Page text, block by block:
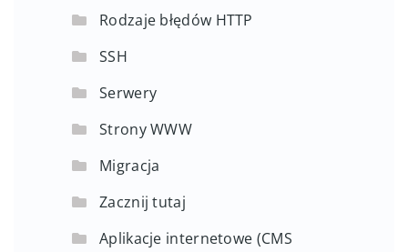
Rodzaje błędów HTTP
SSH
Serwery
Strony WWW
Migracja
Zacznij tutaj
Aplikacje internetowe (CMS